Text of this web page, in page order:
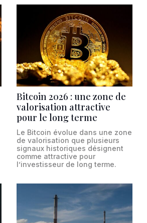
Bitcoin 2026 : une zone de
valorisation attractive
pour le long terme
Le Bitcoin évolue dans une zone
de valorisation que plusieurs
signaux historiques désignent
comme attractive pour
l’investisseur de long terme.